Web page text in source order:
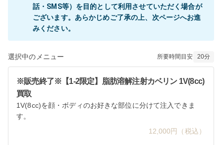
話・SMS等）を目的として利用させていただく場合が
ございます。あらかじめご了承の上、次ページへお進
みください。
選択中のメニュー 所要時間目安 20分
※販売終了※【1-2限定】脂肪溶解注射カベリン 1V(8cc)
買取
1V(8cc)を顔・ボディのお好きな部位に分けて注入できま
す。
12,000円（税込）